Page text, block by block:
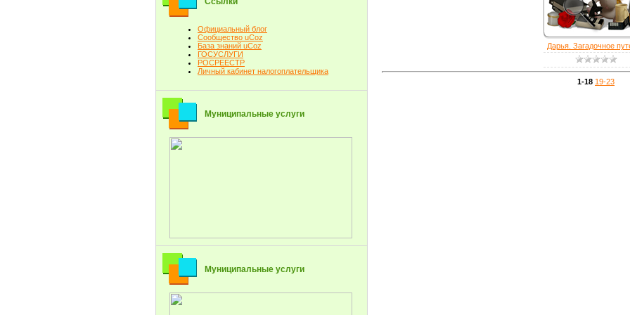
Официальный блог
Сообщество uCoz
База знаний uCoz
ГОСУСЛУГИ
РОСРЕЕСТР
Личный кабинет налогоплательщика
Муниципальные услуги
Муниципальные услуги
Дарья. Загадочное
1-18 19-23